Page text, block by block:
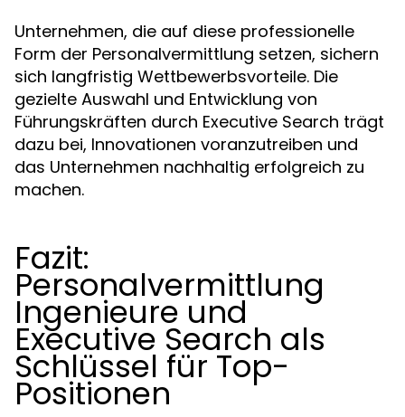
Unternehmen, die auf diese professionelle
Form der Personalvermittlung setzen, sichern
sich langfristig Wettbewerbsvorteile. Die
gezielte Auswahl und Entwicklung von
Führungskräften durch Executive Search trägt
dazu bei, Innovationen voranzutreiben und
das Unternehmen nachhaltig erfolgreich zu
machen.
Fazit:
Personalvermittlung
Ingenieure und
Executive Search als
Schlüssel für Top-
Positionen